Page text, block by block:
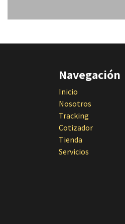
Navegación
Inicio
Nosotros
Tracking
Cotizador
Tienda
Servicios